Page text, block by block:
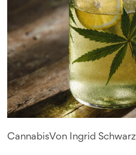
CannabisVon Ingrid Schwarz